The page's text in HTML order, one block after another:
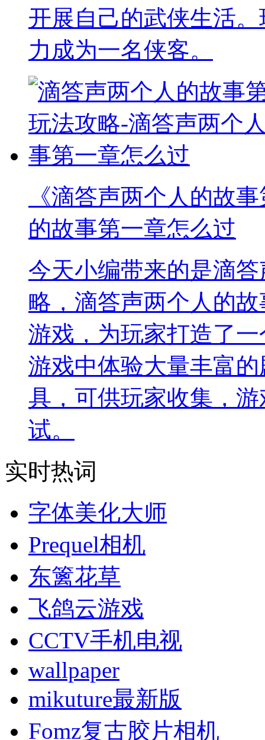
开展自己的武侠生活
力成为一名侠客。
《滴答声两个人的故
的故事第一章怎么过
今天小编带来的是滴
略，滴答声两个人的
游戏，为玩家打造了
游戏中体验大量丰富
具，可供玩家收集，
试。
实时热词
字体美化大师
Prequel相机
东篱花草
飞鸽云游戏
CCTV手机电视
wallpaper
mikuture最新版
Fomz复古胶片相机